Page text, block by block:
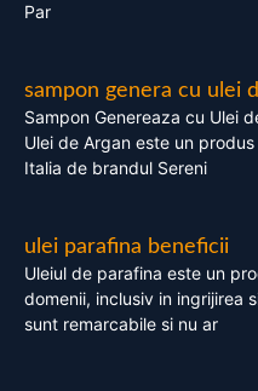
Par
sampon genera cu ulei
Sampon Genereaza cu Ulei
Ulei de Argan este un
Italia de brandul Sereni
ulei parafina beneficii
Uleiul de parafina este un
domenii, inclusiv in ingrijirea
sunt remarcabile si nu ar